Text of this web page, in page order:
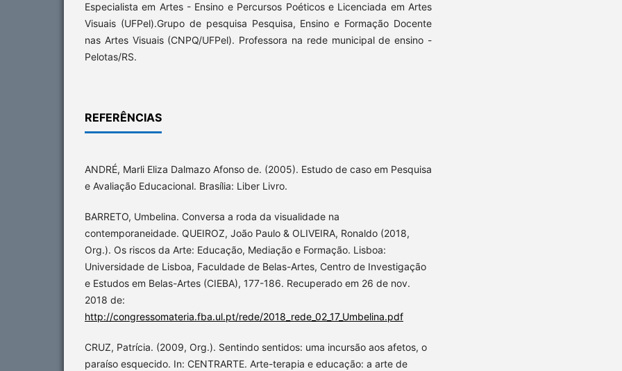
Especialista em Artes - Ensino e Percursos Poéticos e Licenciada em Artes
Visuais (UFPel).Grupo de pesquisa Pesquisa, Ensino e Formação Docente
nas Artes Visuais (CNPQ/UFPel). Professora na rede municipal de ensino -
Pelotas/RS.
REFERÊNCIAS
ANDRÉ, Marli Eliza Dalmazo Afonso de. (2005). Estudo de caso em Pesquisa
e Avaliação Educacional. Brasília: Liber Livro.
BARRETO, Umbelina. Conversa a roda da visualidade na
contemporaneidade. QUEIROZ, João Paulo & OLIVEIRA, Ronaldo (2018,
Org.). Os riscos da Arte: Educação, Mediação e Formação. Lisboa:
Universidade de Lisboa, Faculdade de Belas-Artes, Centro de Investigação
e Estudos em Belas-Artes (CIEBA), 177-186. Recuperado em 26 de nov.
2018 de:
http://congressomateria.fba.ul.pt/rede/2018_rede_02_17_Umbelina.pdf
CRUZ, Patrícia. (2009, Org.). Sentindo sentidos: uma incursão aos afetos, o
paraíso esquecido. In: CENTRARTE. Arte-terapia e educação: a arte de